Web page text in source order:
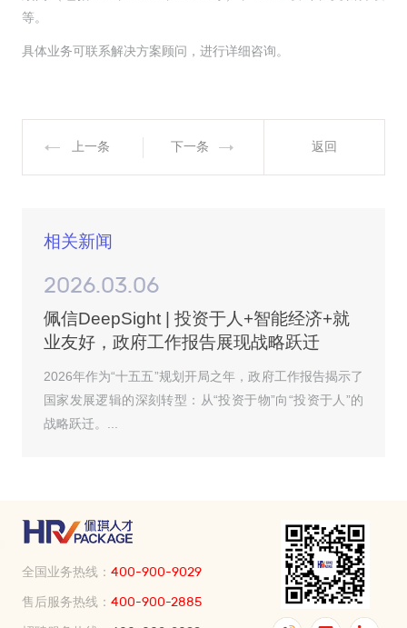
等。
具体业务可联系解决方案顾问，进行详细咨询。
上一条 下一条 返回
相关新闻
2026.03.06
佩信DeepSight | 投资于人+智能经济+就
业友好，政府工作报告展现战略跃迁
2026年作为“十五五”规划开局之年，政府工作报告揭示了
国家发展逻辑的深刻转型：从“投资于物”向“投资于人”的
战略跃迁。...
全国业务热线： 400-900-9029
售后服务热线： 400-900-2885